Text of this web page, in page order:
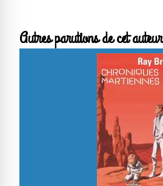
Autres parutions de cet auteur